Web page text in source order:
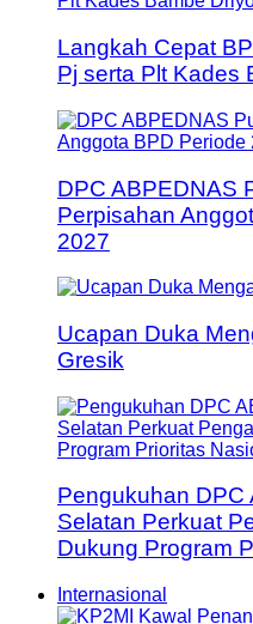
Langkah Cepat
Pj serta Plt Kades
DPC ABPEDNAS
Perpisahan
2027
Ucapan Duka
Gresik
Pengukuhan DPC
Selatan Perkuat
Dukung Program
Internasional